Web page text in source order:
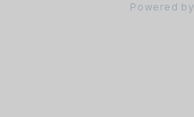
Powered by